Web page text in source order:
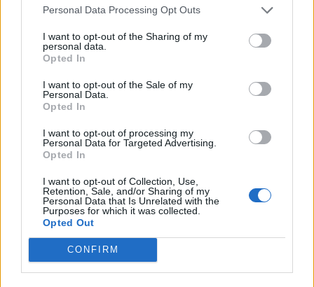
Personal Data Processing Opt Outs
I want to opt-out of the Sharing of my
personal data.
Opted In
I want to opt-out of the Sale of my
Personal Data.
Opted In
I want to opt-out of processing my
Personal Data for Targeted Advertising.
Opted In
I want to opt-out of Collection, Use,
Retention, Sale, and/or Sharing of my
Personal Data that Is Unrelated with the
Purposes for which it was collected.
Opted Out
CONFIRM
έναρξη λειτουργίας της πλατφόρμας
Πέμπτη, 6 Αυγούστου 2026 10:13 ΠΜ
Πετρέλαιο:Κάτω από τα 80 δολάρια το Brent-Μέχρι